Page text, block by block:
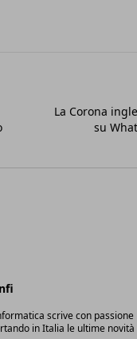
La Corona
su
scrive con
in Italia le ultime novità